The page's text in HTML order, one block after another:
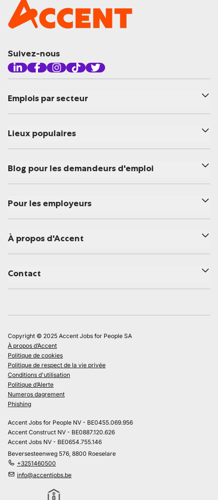
Suivez-nous
Emplois par secteur
Lieux populaires
Blog pour les demandeurs d'emploi
Pour les employeurs
À propos d'Accent
Contact
Copyright © 2025 Accent Jobs for People SA
À propos d’Accent
Politique de cookies
Politique de respect de la vie privée
Conditions d'utilisation
Politique d’Alerte
Numeros dagrement
Phishing
Accent Jobs for People NV - BE0455.069.956
Accent Construct NV - BE0887.120.626
Accent Jobs NV - BE0654.755.146
Beversesteenweg 576, 8800 Roeselare
+3251460500
info@accentjobs.be